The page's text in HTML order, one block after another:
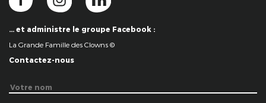
… et administre le groupe Facebook :
La Grande Famille des Clowns ©
Contactez-nous